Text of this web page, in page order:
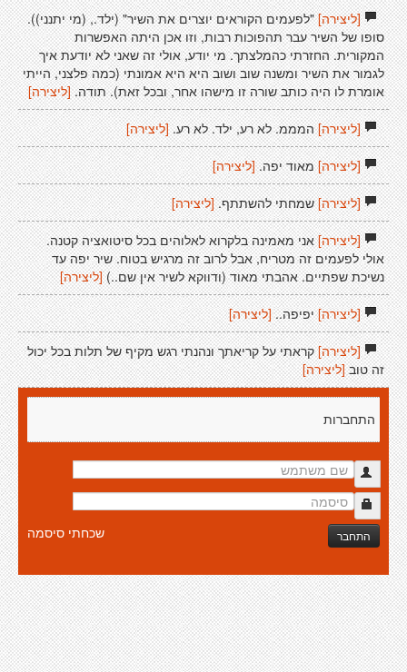
[ליצירה]"לפעמים הקוראים יוצרים את השיר" (ילד., (מי יתנני)).
סופו של השיר עבר תהפוכות רבות, וזו אכן היתה האפשרות
המקורית. החזרתי כהמלצתך. מי יודע, אולי זה שאני לא יודעת איך
לגמור את השיר ומשנה שוב ושוב היא היא אמונתי (כמה פלצני, הייתי
אומרת לו היה כותב שורה זו מישהו אחר, ובכל זאת). תודה. [ליצירה]
[ליצירה]המממ. לא רע, ילד. לא רע. [ליצירה]
[ליצירה]מאוד יפה. [ליצירה]
[ליצירה]שמחתי להשתתף. [ליצירה]
[ליצירה]אני מאמינה בלקרוא לאלוהים בכל סיטואציה קטנה.
אולי לפעמים זה מטריח, אבל לרוב זה מרגיש בטוח. שיר יפה עד
נשיכת שפתיים. אהבתי מאוד (ודווקא לשיר אין שם..) [ליצירה]
[ליצירה]יפיפה..[ליצירה]
[ליצירה]קראתי על קריאתך ונהנתי רגש מקיף של תלות בכל יכול
זה טוב[ליצירה]
התחברות
התחבר שכחתי סיסמה